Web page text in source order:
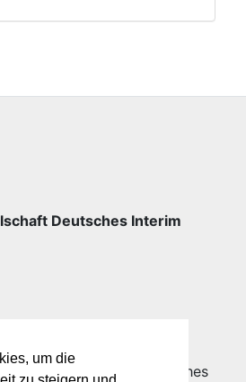
um die
Deutsches Interim
Dachgesellschaft Deutsches